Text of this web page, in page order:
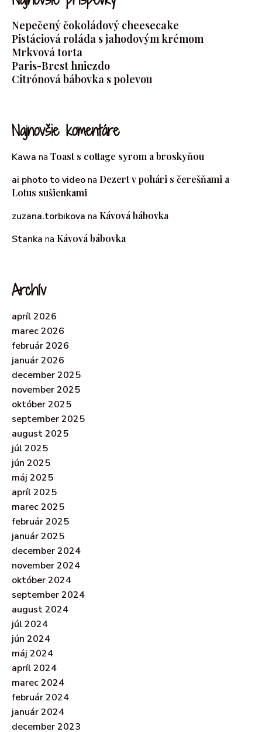
Nepečený čokoládový cheesecake
Pistáciová roláda s jahodovým krémom
Mrkvová torta
Paris-Brest hniezdo
Citrónová bábovka s polevou
Najnovšie komentáre
Kawa na Toast s cottage syrom a broskyňou
ai photo to videona Dezert v pohári s čerešňami a
Lotus sušienkami
zuzana.torbikova na Kávová bábovka
Stanka na Kávová bábovka
Archív
apríl 2026
marec 2026
február 2026
január 2026
december 2025
november 2025
október 2025
september 2025
august 2025
júl 2025
jún 2025
máj 2025
apríl 2025
marec 2025
február 2025
január 2025
december 2024
november 2024
október 2024
september 2024
august 2024
júl 2024
jún 2024
máj 2024
apríl 2024
marec 2024
február 2024
január 2024
december 2023